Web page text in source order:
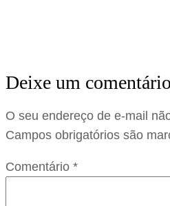
Deixe um comentário
O seu endereço de e-mail
Campos obrigatórios são
Comentário *